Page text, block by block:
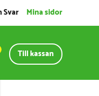
Svar Mina sidor
Till kassan